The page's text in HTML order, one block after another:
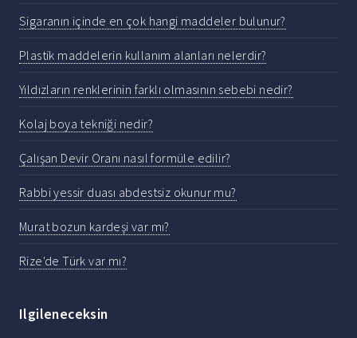
Sigaranın içinde en çok hangi maddeler bulunur?
Plastik maddelerin kullanım alanları nelerdir?
Yıldızların renklerinin farklı olmasının sebebi nedir?
Kolaj boya tekniği nedir?
Çalışan Devir Oranı nasıl formüle edilir?
Rabbi yessir duası abdestsiz okunur mu?
Murat bozun kardeşi var mı?
Rize'de Türk var mı?
Ilgileneceksin